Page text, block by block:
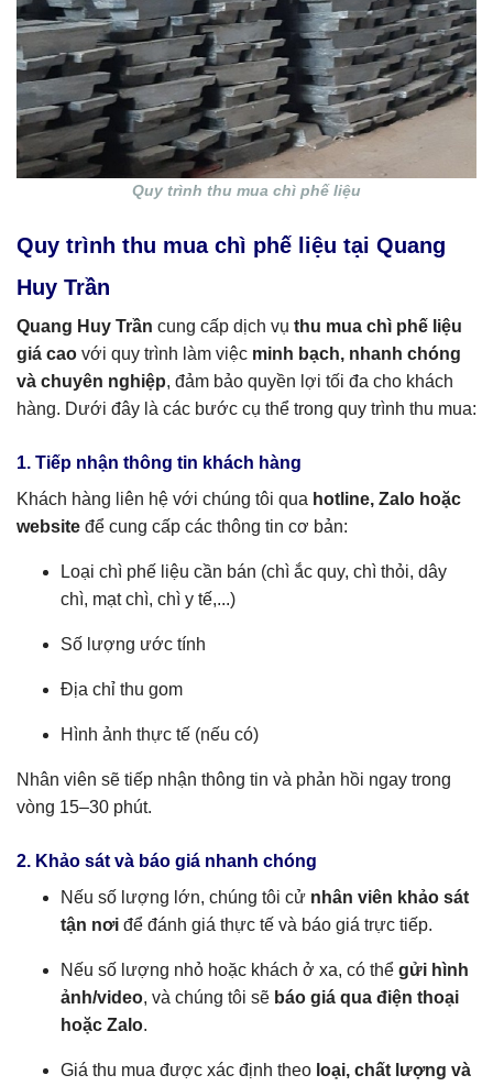
Quy trình thu mua chì phế liệu
Quy trình thu mua chì phế liệu tại Quang
Huy Trần
Quang Huy Trần cung cấp dịch vụ thu mua chì phế liệu
giá cao với quy trình làm việc minh bạch, nhanh chóng
và chuyên nghiệp, đảm bảo quyền lợi tối đa cho khách
hàng. Dưới đây là các bước cụ thể trong quy trình thu mua:
1. Tiếp nhận thông tin khách hàng
Khách hàng liên hệ với chúng tôi qua hotline, Zalo hoặc
website để cung cấp các thông tin cơ bản:
Loại chì phế liệu cần bán (chì ắc quy, chì thỏi, dây
chì, mạt chì, chì y tế,...)
Số lượng ước tính
Địa chỉ thu gom
Hình ảnh thực tế (nếu có)
Nhân viên sẽ tiếp nhận thông tin và phản hồi ngay trong
vòng 15–30 phút.
2. Khảo sát và báo giá nhanh chóng
Nếu số lượng lớn, chúng tôi cử nhân viên khảo sát
tận nơi để đánh giá thực tế và báo giá trực tiếp.
Nếu số lượng nhỏ hoặc khách ở xa, có thể gửi hình
ảnh/video, và chúng tôi sẽ báo giá qua điện thoại
hoặc Zalo.
Giá thu mua được xác định theo loại, chất lượng và